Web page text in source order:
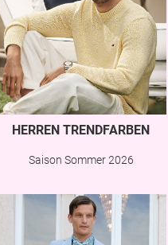
HERREN TRENDFARBEN
Saison Sommer 2026